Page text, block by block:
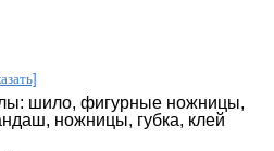
шило, фигурные ножницы,
ножницы, губка, клей